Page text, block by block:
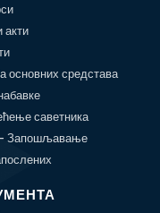
акти
основних средстава
саветника
Запошљавање